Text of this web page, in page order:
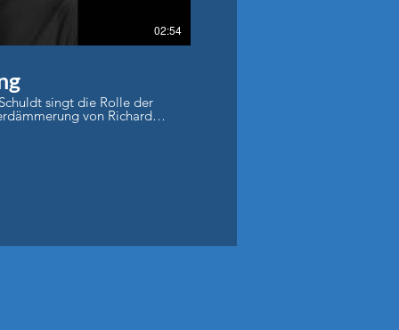
02:54
singt die Rolle der
von Richard